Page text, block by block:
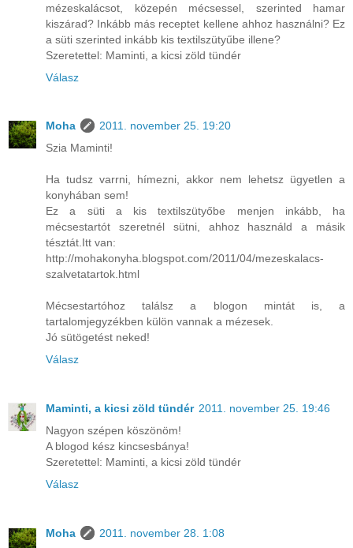
mézeskalácsot, közepén mécsessel, szerinted hamar
kiszárad? Inkább más receptet kellene ahhoz használni? Ez
a süti szerinted inkább kis textilszütyűbe illene?
Szeretettel: Maminti, a kicsi zöld tündér
Válasz
Moha
2011. november 25. 19:20
Szia Maminti!
Ha tudsz varrni, hímezni, akkor nem lehetsz ügyetlen a
konyhában sem!
Ez a süti a kis textilszütyőbe menjen inkább, ha
mécsestartót szeretnél sütni, ahhoz használd a másik
tésztát.Itt van:
http://mohakonyha.blogspot.com/2011/04/mezeskalacs-
szalvetatartok.html
Mécsestartóhoz találsz a blogon mintát is, a
tartalomjegyzékben külön vannak a mézesek.
Jó sütögetést neked!
Válasz
Maminti, a kicsi zöld tündér 2011. november 25. 19:46
Nagyon szépen köszönöm!
A blogod kész kincsesbánya!
Szeretettel: Maminti, a kicsi zöld tündér
Válasz
Moha
2011. november 28. 1:08